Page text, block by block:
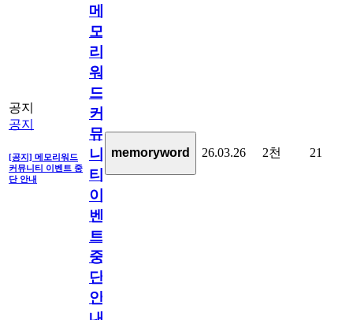
공지
공지
[공지] 메모리워드
커뮤니티 이벤트 중
단 안내
메
모
리
워
드
커
뮤
니
티
이
벤
트
중
단
안
memoryword 26.03.26 2천 21